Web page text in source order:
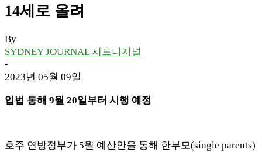
14세로 올려
By
SYDNEY JOURNAL 시드니저널
-
2023년 05월 09일
입법 통해 9월 20일부터 시행 예정
호주 연방정부가 5월 예산안을 통해 한부모(single parents)